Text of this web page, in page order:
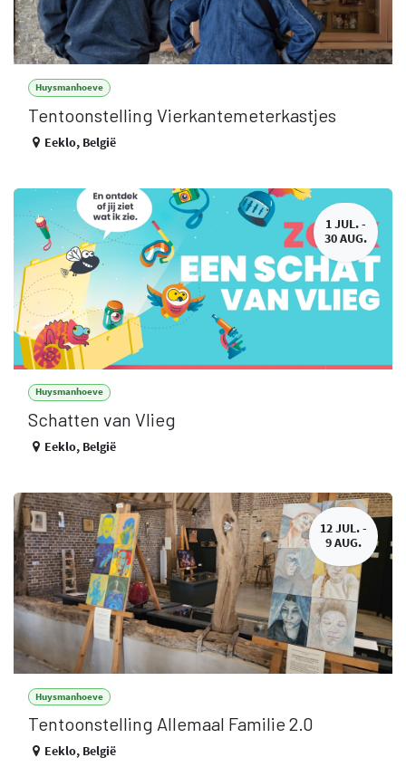
Huysmanhoeve
Tentoonstelling Vierkantemeterkastjes
Eeklo, België
1 JUL. -
30 AUG.
Huysmanhoeve
Schatten van Vlieg
Eeklo, België
12 JUL. -
9 AUG.
Huysmanhoeve
Tentoonstelling Allemaal Familie 2.0
Eeklo, België